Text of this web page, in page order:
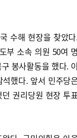
수해 현장을 찾았
부 소속 의원 50여 명
봉사활동을 했다. 이
했다. 앞서 민주당
권리당원 현장 투